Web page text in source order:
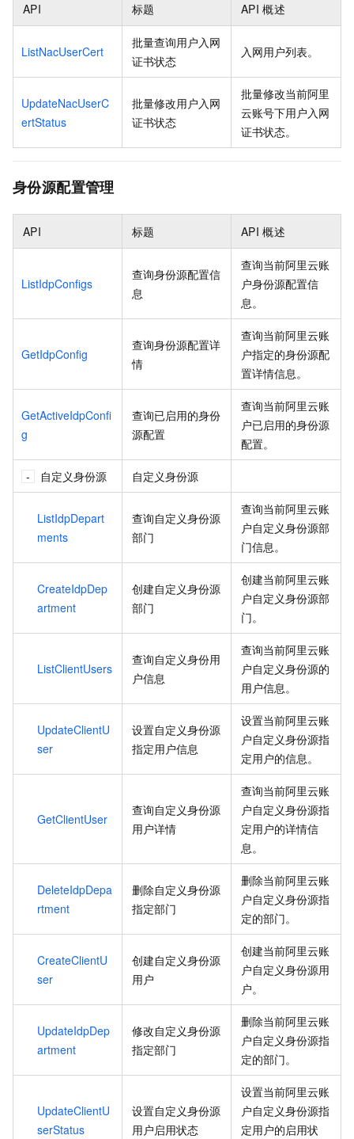
API 标题 API 概述
ListNacUserCert
批量查询用户入网
证书状态
入网用户列表。
UpdateNacUserC
ertStatus
批量修改用户入网
证书状态
批量修改当前阿里
云账号下用户入网
证书状态。
身份源配置管理
API 标题 API 概述
ListIdpConfigs
查询身份源配置信
息
查询当前阿里云账
户身份源配置信
息。
GetIdpConfig
查询身份源配置详
情
查询当前阿里云账
户指定的身份源配
置详情信息。
GetActiveIdpConfi
g
查询已启用的身份
源配置
查询当前阿里云账
户已启用的身份源
配置。
自定义身份源 自定义身份源
ListIdpDepart
ments
查询自定义身份源
部门
查询当前阿里云账
户自定义身份源部
门信息。
CreateIdpDep
artment
创建自定义身份源
部门
创建当前阿里云账
户自定义身份源部
门。
ListClientUsers
查询自定义身份用
户信息
查询当前阿里云账
户自定义身份源的
用户信息。
UpdateClientU
ser
设置自定义身份源
指定用户信息
设置当前阿里云账
户自定义身份源指
定用户的信息。
GetClientUser
查询自定义身份源
用户详情
查询当前阿里云账
户自定义身份源指
定用户的详情信
息。
DeleteIdpDepa
rtment
删除自定义身份源
指定部门
删除当前阿里云账
户自定义身份源指
定的部门。
CreateClientU
ser
创建自定义身份源
用户
创建当前阿里云账
户自定义身份源用
户。
UpdateIdpDep
artment
修改自定义身份源
指定部门
删除当前阿里云账
户自定义身份源指
定的部门。
UpdateClientU
serStatus
设置自定义身份源
用户启用状态
设置当前阿里云账
户自定义身份源指
定用户的启用状